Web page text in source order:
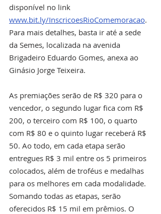
disponível no link
www.bit.ly/InscricoesRioComemoracao.
Para mais detalhes, basta ir até a sede
da Semes, localizada na avenida
Brigadeiro Eduardo Gomes, anexa ao
Ginásio Jorge Teixeira.
As premiações serão de R$ 320 para o
vencedor, o segundo lugar fica com R$
200, o terceiro com R$ 100, o quarto
com R$ 80 e o quinto lugar receberá R$
50. Ao todo, em cada etapa serão
entregues R$ 3 mil entre os 5 primeiros
colocados, além de troféus e medalhas
para os melhores em cada modalidade.
Somando todas as etapas, serão
oferecidos R$ 15 mil em prêmios. O